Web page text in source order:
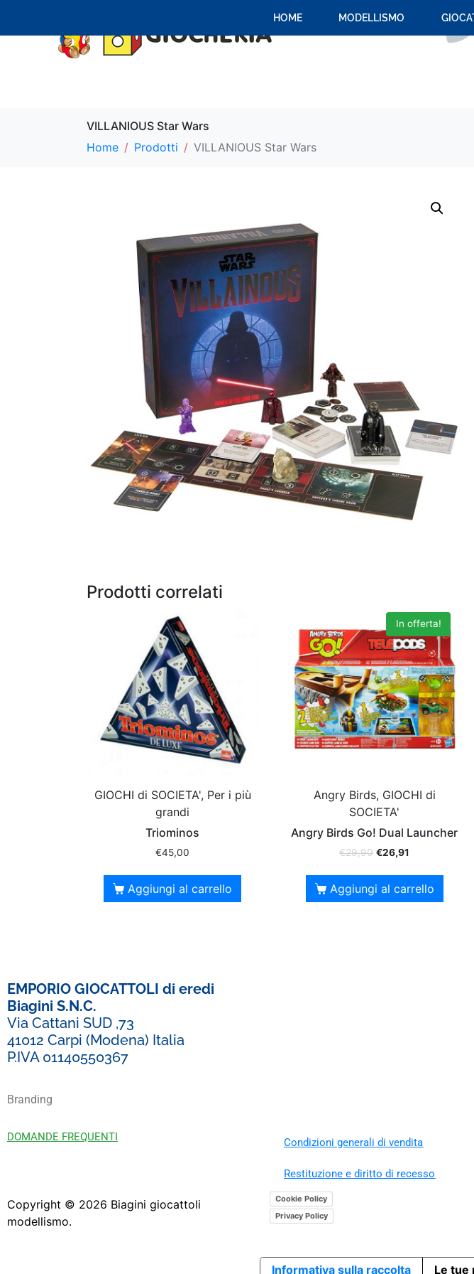
HOME MODELLISMO
VILLANIOUS Star Wars
Home
Prodotti VILLANIOUS Star Wars
Prodotti correlati
GIOCHI di SOCIETA', Per i più
grandi
Triominos
€45,00
Aggiungi al carrello
In offerta!
Angry Birds, GIOCHI di
SOCIETA'
Angry Birds Go! Dual Launcher
€29,90 €26,91
Aggiungi al carrello
EMPORIO GIOCATTOLI di eredi
Biagini S.N.C.
Via Cattani SUD ,73
41012 Carpi (Modena) Italia
P.IVA 01140550367
Branding
DOMANDE FREQUENTI Condizioni generali di vendita
Restituzione e diritto di recesso
Copyright © 2026 Biagini giocattoli
modellismo.
Cookie Policy
Privacy Policy
Informativa sulla raccolta Le tue